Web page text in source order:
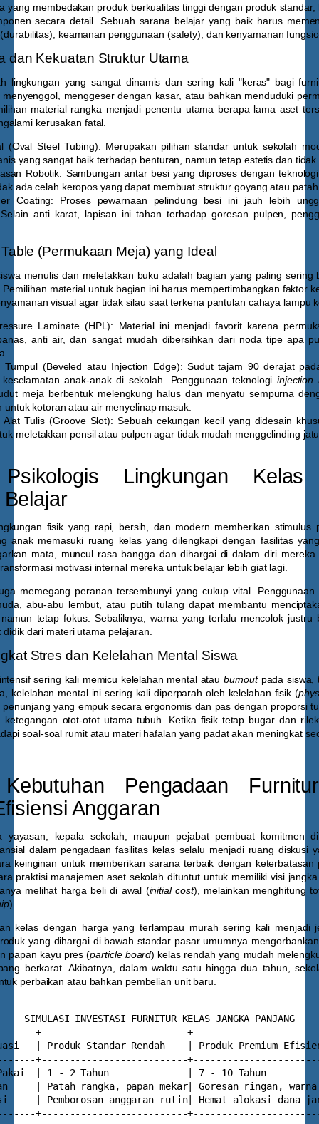
yang membedakan produk berkualitas tinggi dengan produk
secara detail. Sebuah sarana belajar yang baik harus
keamanan penggunaan (safety), dan kenyamanan
dan Kekuatan Struktur Utama
lingkungan yang sangat dinamis dan sering kali "keras" bagi
menggeser dengan kasar, atau bahkan menduduki
material rangka menjadi penentu utama berapa lama aset
kerusakan fatal.
(Oval Steel Tubing): Merupakan pilihan standar untuk sekolah
yang sangat baik terhadap benturan, namun tetap estetis dan
Robotik: Sambungan antar besi yang diproses dengan
ada celah keropos yang dapat membuat struktur goyang atau
Coating: Proses pewarnaan pelindung besi ini jauh lebih
anti karat, lapisan ini tahan terhadap goresan pulpen,
(Permukaan Meja) yang Ideal
menulis dan meletakkan buku adalah bagian yang paling sering
material untuk bagian ini harus mempertimbangkan faktor
visual agar tidak silau saat terkena pantulan cahaya lampu
Laminate (HPL): Material ini menjadi favorit karena
anti air, dan sangat mudah dibersihkan dari noda tipe apa
Tumpul (Beveled atau Injection Edge): Sudut tajam 90 derajat
anak-anak di sekolah. Penggunaan teknologiinjection
meja berbentuk melengkung halus dan menyatu sempurna
untuk kotoran atau air menyelinap masuk.
Tulis (Groove Slot): Sebuah cekungan kecil yang didesain
meletakkan pensil atau pulpen agar tidak mudah menggelinding
Lingkungan Kelas
fisik yang rapi, bersih, dan modern memberikan stimulus
anak memasuki ruang kelas yang dilengkapi dengan fasilitas
mata, muncul rasa bangga dan dihargai di dalam diri
motivasi internal mereka untuk belajar lebih giat lagi.
memegang peranan tersembunyi yang cukup vital. Penggunaan
abu-abu lembut, atau putih tulang dapat membantu
tetap fokus. Sebaliknya, warna yang terlalu mencolok justru
dari materi utama pelajaran.
Stres dan Kelelahan Mental Siswa
sering kali memicu kelelahan mental atau burnoutpada siswa,
kelelahan mental ini sering kali diperparah oleh kelelahan fisik (
yang empuk secara ergonomis dan pas dengan proporsi
ketegangan otot-otot utama tubuh. Ketika fisik tetap bugar dan
soal-soal rumit atau materi hafalan yang padat akan meningkat
Pengadaan
Anggaran
yayasan, kepala sekolah, maupun pejabat pembuat komitmen
dalam pengadaan fasilitas kelas selalu menjadi ruang diskusi
keinginan untuk memberikan sarana terbaik dengan keterbatasan
praktisi manajemen aset sekolah dituntut untuk memiliki visi
melihat harga beli di awal (initial cost), melainkan menghitung
).
kelas dengan harga yang terlampau murah sering kali menjadi
yang dihargai di bawah standar pasar umumnya
papan kayu pres (particle board) kelas rendah yang mudah
berkarat. Akibatnya, dalam waktu satu hingga dua tahun,
perbaikan atau bahkan pembelian unit baru.
INVESTASI FURNITUR KELAS JANGKA
+--------------------------
| Produk Standar Rendah    | Produk Premium
+--------------------------
Pakai  | 1 - 2 Tahun              | 7 - 10 Tahun
| Patah rangka, papan mekar| Goresan ringan,
| Pemborosan anggaran rutin| Hemat alokasi dana